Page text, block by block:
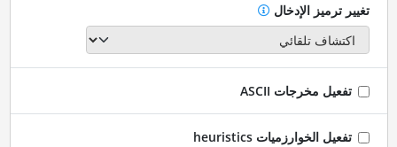
تغيير ترميز الإدخال
تفعيل مخرجات ASCII
تفعيل الخوارزميات heuristics